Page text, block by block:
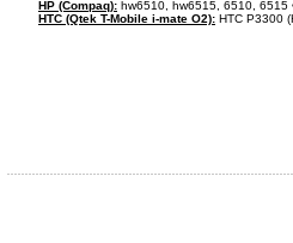
HP (Compaq): hw6510, hw6515, 6510, 6515
HTC (Qtek T-Mobile i-mate O2): HTC P3300